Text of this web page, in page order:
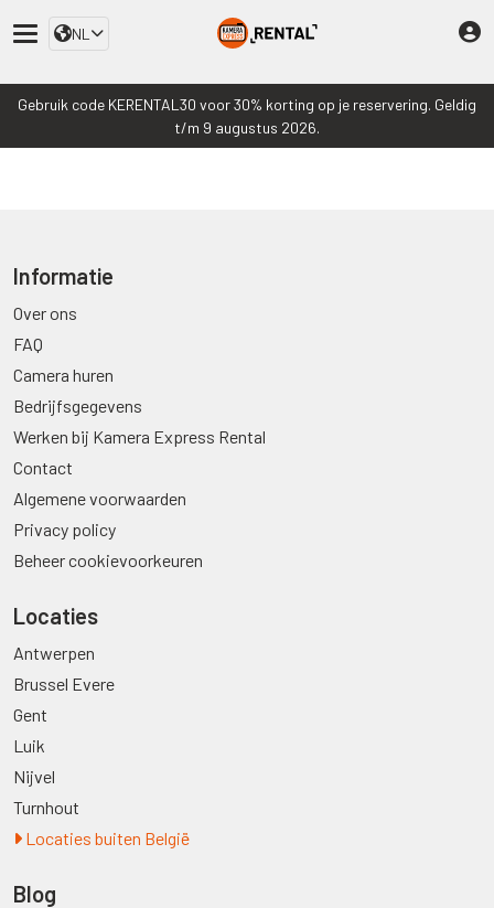
NL
Gebruik code KERENTAL30 voor 30% korting op je reservering. Geldig
t/m 9 augustus 2026.
Informatie
Over ons
FAQ
Camera huren
Bedrijfsgegevens
Werken bij Kamera Express Rental
Contact
Algemene voorwaarden
Privacy policy
Beheer cookievoorkeuren
Locaties
Antwerpen
Brussel Evere
Gent
Luik
Nijvel
Turnhout
Locaties buiten België
Blog